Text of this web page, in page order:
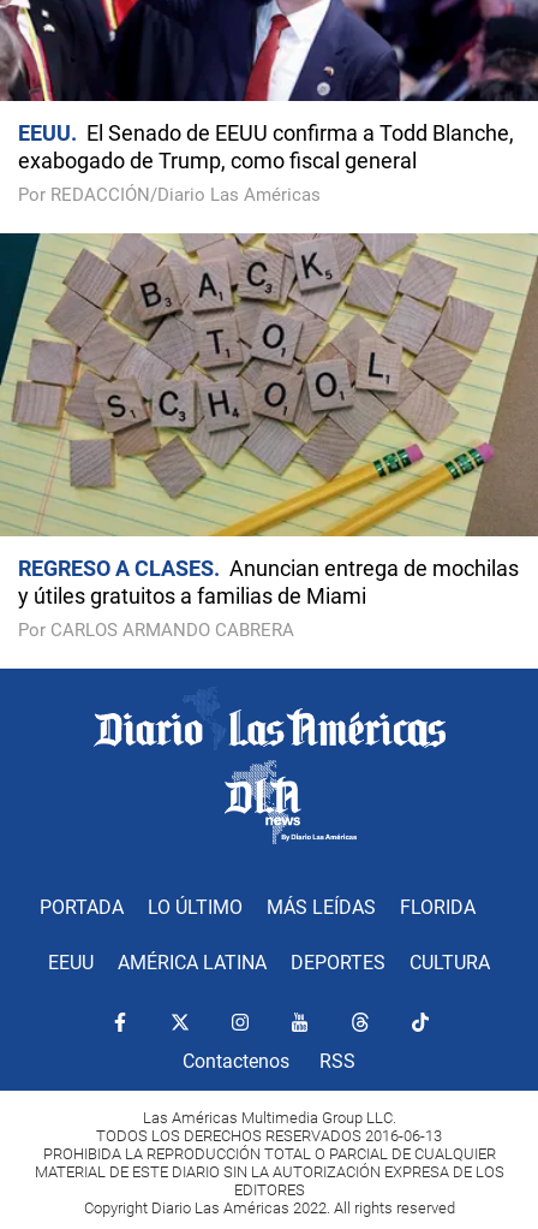
EEUU
El Senado de EEUU confirma a Todd Blanche,
exabogado de Trump, como fiscal general
Por REDACCIÓN/Diario Las Américas
REGRESO A CLASES
Anuncian entrega de mochilas
y útiles gratuitos a familias de Miami
Por CARLOS ARMANDO CABRERA
PORTADA LO ÚLTIMO MÁS LEÍDAS FLORIDA
EEUU AMÉRICA LATINA DEPORTES CULTURA
Contactenos RSS
Las Américas Multimedia Group LLC.
TODOS LOS DERECHOS RESERVADOS 2016-06-13
PROHIBIDA LA REPRODUCCIÓN TOTAL O PARCIAL DE CUALQUIER
MATERIAL DE ESTE DIARIO SIN LA AUTORIZACIÓN EXPRESA DE LOS
EDITORES
Copyright Diario Las Américas 2022. All rights reserved